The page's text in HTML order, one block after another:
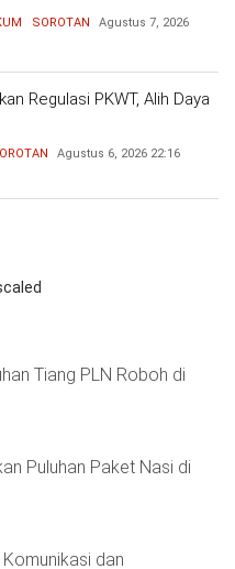
SOROTAN Agustus 7, 2026
Regulasi PKWT, Alih Daya
Agustus 6, 2026 22:16
Tiang PLN Roboh di
Puluhan Paket Nasi di
dan